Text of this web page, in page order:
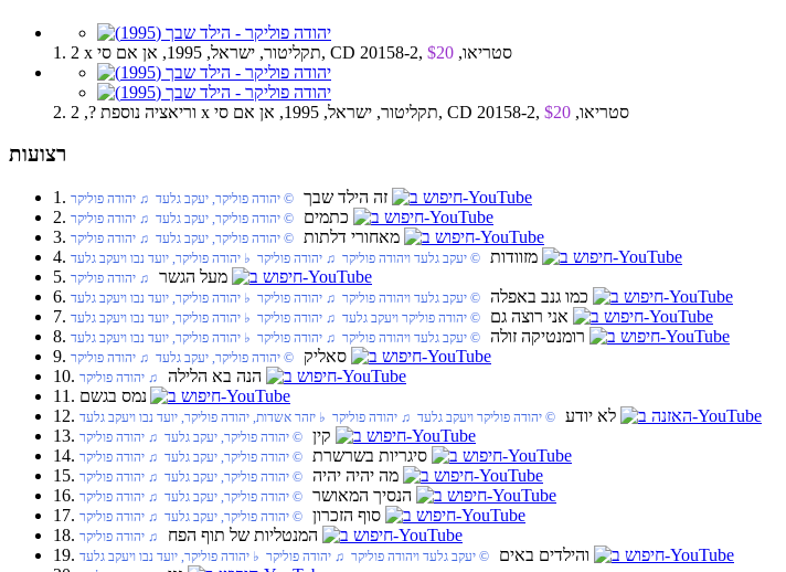
1. 2 x תקליטור, ישראל, 1995, אן אם סי, CD 20158-2, סטריאו, $20
2. וריאציה נוספת ?, 2 x תקליטור, ישראל, 1995, אן אם סי, CD 20158-2, סטריאו, $20
רצועות
1. זה הילד שבך © יהודה פוליקר, יעקב גלעד ♫ יהודה פוליקר
2. כתמים © יהודה פוליקר, יעקב גלעד ♫ יהודה פוליקר
3. מאחורי דלתות © יהודה פוליקר, יעקב גלעד ♫ יהודה פוליקר
4. מזוודות © יעקב גלעד ויהודה פוליקר ♫ יהודה פוליקר ♭ יהודה פוליקר, יועד נבו ויעקב גלעד
5. מעל הגשר ♫ יהודה פוליקר
6. כמו גנב באפלה © יעקב גלעד ויהודה פוליקר ♫ יהודה פוליקר ♭ יהודה פוליקר, יועד נבו ויעקב גלעד
7. אני רוצה גם © יהודה פוליקר ויעקב גלעד ♫ יהודה פוליקר ♭ יהודה פוליקר, יועד נבו ויעקב גלעד
8. רומנטיקה זולה © יעקב גלעד ויהודה פוליקר ♫ יהודה פוליקר ♭ יהודה פוליקר, יועד נבו ויעקב גלעד
9. סאליק © יהודה פוליקר, יעקב גלעד ♫ יהודה פוליקר
10. הנה בא הלילה ♫ יהודה פוליקר
11. נמס בגשם
12. לא יודע © יהודה פוליקר ויעקב גלעד ♫ יהודה פוליקר ♭ יזהר אשדות, יהודה פוליקר, יועד נבו ויעקב גלעד
13. קין © יהודה פוליקר, יעקב גלעד ♫ יהודה פוליקר
14. סיגריות בשרשרת © יהודה פוליקר, יעקב גלעד ♫ יהודה פוליקר
15. מה יהיה יהיה © יהודה פוליקר, יעקב גלעד ♫ יהודה פוליקר
16. הנסיך המאושר © יהודה פוליקר, יעקב גלעד ♫ יהודה פוליקר
17. סוף הזכרון © יהודה פוליקר, יעקב גלעד ♫ יהודה פוליקר
18. המנטליות של תוף הפח ♫ יהודה פוליקר
19. והילדים באים © יעקב גלעד ויהודה פוליקר ♫ יהודה פוליקר ♭ יהודה פוליקר, יועד נבו ויעקב גלעד